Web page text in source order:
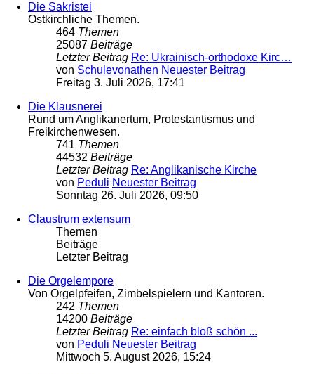
Die Sakristei
Ostkirchliche Themen.
464 Themen
25087 Beiträge
Letzter Beitrag Re: Ukrainisch-orthodoxe Kirc…
von Schulevonathen Neuester Beitrag
Freitag 3. Juli 2026, 17:41
Die Klausnerei
Rund um Anglikanertum, Protestantismus und
Freikirchenwesen.
741 Themen
44532 Beiträge
Letzter Beitrag Re: Anglikanische Kirche
von Peduli Neuester Beitrag
Sonntag 26. Juli 2026, 09:50
Claustrum extensum
Themen
Beiträge
Letzter Beitrag
Die Orgelempore
Von Orgelpfeifen, Zimbelspielern und Kantoren.
242 Themen
14200 Beiträge
Letzter Beitrag Re: einfach bloß schön ...
von Peduli Neuester Beitrag
Mittwoch 5. August 2026, 15:24